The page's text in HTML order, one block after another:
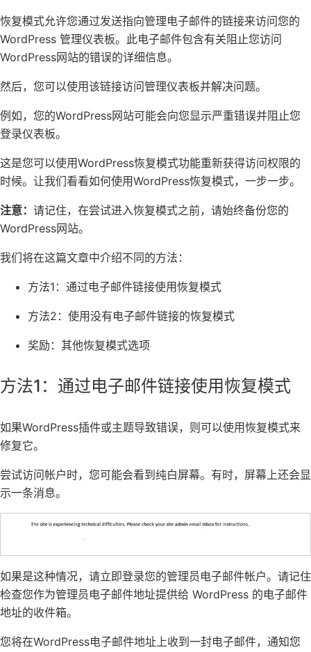
恢复模式允许您通过发送指向管理电子邮件的链接来访问您的
WordPress 管理仪表板。此电子邮件包含有关阻止您访问
WordPress网站的错误的详细信息。
然后，您可以使用该链接访问管理仪表板并解决问题。
例如，您的WordPress网站可能会向您显示严重错误并阻止您
登录仪表板。
这是您可以使用WordPress恢复模式功能重新获得访问权限的
时候。让我们看看如何使用WordPress恢复模式，一步一步。
注意： 请记住，在尝试进入恢复模式之前，请始终备份您的
WordPress网站。
我们将在这篇文章中介绍不同的方法：
方法1：通过电子邮件链接使用恢复模式
方法2：使用没有电子邮件链接的恢复模式
奖励：其他恢复模式选项
方法1：通过电子邮件链接使用恢复模式
如果WordPress插件或主题导致错误，则可以使用恢复模式来
修复它。
尝试访问帐户时，您可能会看到纯白屏幕。有时，屏幕上还会显
示一条消息。
如果是这种情况，请立即登录您的管理员电子邮件帐户。请记住
检查您作为管理员电子邮件地址提供给 WordPress 的电子邮件
地址的收件箱。
您将在WordPress电子邮件地址上收到一封电子邮件，通知您